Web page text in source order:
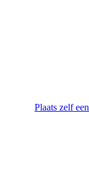
Plaats zelf